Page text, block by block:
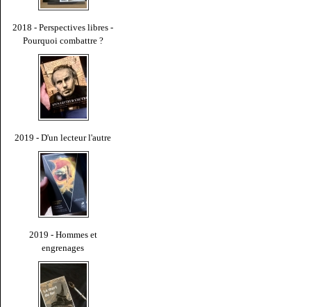
2018 - Perspectives libres -
Pourquoi combattre ?
2019 - D'un lecteur l'autre
2019 - Hommes et
engrenages